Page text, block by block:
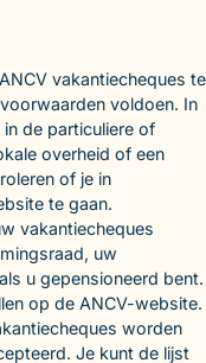
vakantiecheques te
voldoen. In
de particuliere of
overheid of een
of je in
te gaan.
vakantiecheques
uw
u gepensioneerd bent.
op de ANCV-website.
worden
Je kunt de lijst